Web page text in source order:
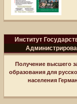
Институт
Получение высшего
образования для
населения